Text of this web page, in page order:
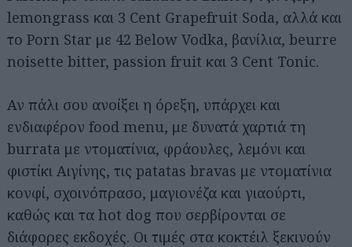
lemongrass και 3 Cent Grapefruit Soda, αλλά και
το Porn Star με 42 Below Vodka, βανίλια, beurre
noisette bitter, passion fruit και 3 Cent Tonic.
Αν πάλι σου ανοίξει η όρεξη, υπάρχει και
ενδιαφέρον food menu, με δυνατά χαρτιά τη
burrata με ντοματίνια, φράουλες, λεμόνι και
φιστίκι Αιγίνης, τις patatas bravas με ντοματίνια
κονφί, σχοινόπρασο, μαγιονέζα και γιαούρτι,
καθώς και τα hot dog που σερβίρονται σε
διάφορες εκδοχές. Οι τιμές στα κοκτέιλ ξεκινούν